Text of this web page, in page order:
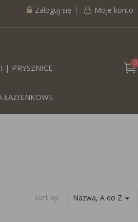
Moje konto
Zaloguj się
0
| PRYSZNICE
ŁAZIENKOWE
Sort by: Nazwa, A do Z arrow_drop_down